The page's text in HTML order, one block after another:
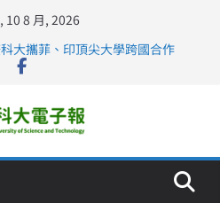
10 8 月, 2026
大攜菲、印頂尖大學跨國合作
團、美容學校收穫豐
締結策略聯盟 培育護理尖兵
遠見》醫學大學第5名 辦學實力再